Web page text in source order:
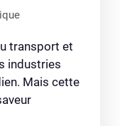
transport et
industries
Mais cette